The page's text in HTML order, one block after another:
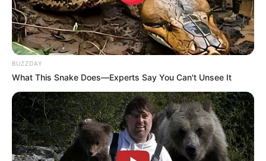
BUZZDAY
What This Snake Does—Experts Say You Can't Unsee It